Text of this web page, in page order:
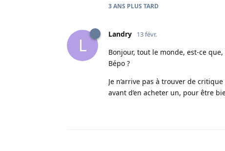
3 ANS PLUS TARD
L
Landry 13 févr.
Bonjour, tout le monde, est-ce
Bépo ?
Je n’arrive pas à trouver de
avant d’en acheter un, pour être